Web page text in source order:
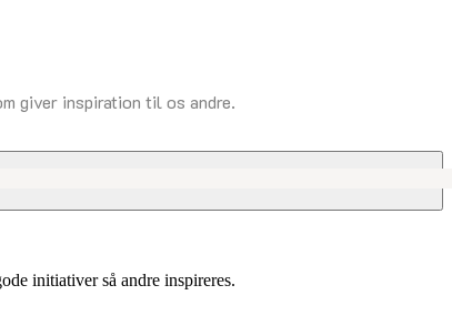
giver inspiration til os andre.
initiativer så andre inspireres.